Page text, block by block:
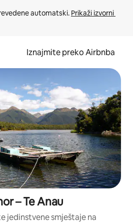
automatski. Prikaži izvorni
Iznajmite preko Airbnba
– Te Anau
jedinstvene smještaje na